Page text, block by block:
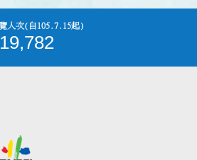
人次(自105.7.15起)